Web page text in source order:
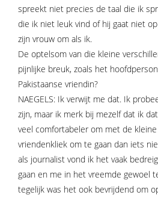
spreekt niet precies de taal die ik
die ik niet leuk vind of hij gaat niet
zijn vrouw om als ik.
De optelsom van die kleine
pijnlijke breuk, zoals het
Pakistaanse vriendin?
NAEGELS: Ik verwijt me dat. Ik
zijn, maar ik merk bij mezelf dat ik
veel comfortabeler om met de
vriendenkliek om te gaan dan iets
als journalist vond ik het vaak
gaan en me in het vreemde gewoel
tegelijk was het ook bevrijdend om